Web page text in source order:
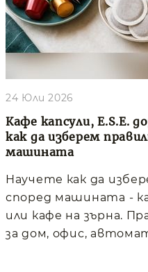
Кафе капсули, E.S.E.
как да изберем
машината
24 Юли 2026
Научете как да
според машината -
или кафе на зърна.
за дом, офис,